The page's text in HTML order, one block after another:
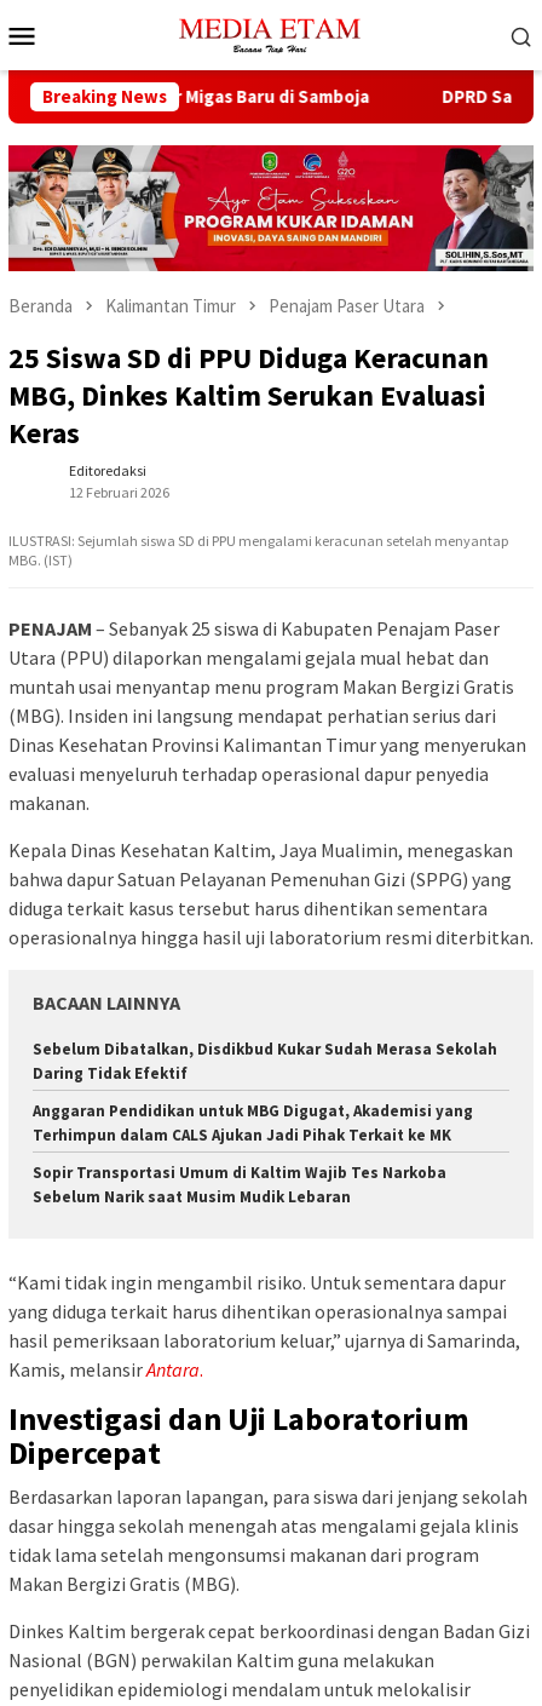
ke
Mobile
Breaking News
13 Sumur Migas Baru di Samboja DPRD Samarinda
Beranda Kalimantan Timur Penajam Paser Utara
25 Siswa SD di PPU Diduga Keracunan
MBG, Dinkes Kaltim Serukan Evaluasi
Keras
Editoredaksi
12 Februari 2026
ILUSTRASI: Sejumlah siswa SD di PPU mengalami keracunan setelah menyantap
MBG. (IST)
PENAJAM – Sebanyak 25 siswa di Kabupaten Penajam Paser
Utara (PPU) dilaporkan mengalami gejala mual hebat dan
muntah usai menyantap menu program Makan Bergizi Gratis
(MBG). Insiden ini langsung mendapat perhatian serius dari
Dinas Kesehatan Provinsi Kalimantan Timur yang menyerukan
evaluasi menyeluruh terhadap operasional dapur penyedia
makanan.
Kepala Dinas Kesehatan Kaltim, Jaya Mualimin, menegaskan
bahwa dapur Satuan Pelayanan Pemenuhan Gizi (SPPG) yang
diduga terkait kasus tersebut harus dihentikan sementara
operasionalnya hingga hasil uji laboratorium resmi diterbitkan.
BACAAN LAINNYA
Sebelum Dibatalkan, Disdikbud Kukar Sudah Merasa Sekolah
Daring Tidak Efektif
Anggaran Pendidikan untuk MBG Digugat, Akademisi yang
Terhimpun dalam CALS Ajukan Jadi Pihak Terkait ke MK
Sopir Transportasi Umum di Kaltim Wajib Tes Narkoba
Sebelum Narik saat Musim Mudik Lebaran
“Kami tidak ingin mengambil risiko. Untuk sementara dapur
yang diduga terkait harus dihentikan operasionalnya sampai
hasil pemeriksaan laboratorium keluar,” ujarnya di Samarinda,
Kamis, melansirAntara.
Investigasi dan Uji Laboratorium
Dipercepat
Berdasarkan laporan lapangan, para siswa dari jenjang sekolah
dasar hingga sekolah menengah atas mengalami gejala klinis
tidak lama setelah mengonsumsi makanan dari program
Makan Bergizi Gratis (MBG).
Dinkes Kaltim bergerak cepat berkoordinasi dengan Badan Gizi
Nasional (BGN) perwakilan Kaltim guna melakukan
penyelidikan epidemiologi mendalam untuk melokalisir